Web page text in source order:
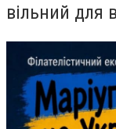
вільний для